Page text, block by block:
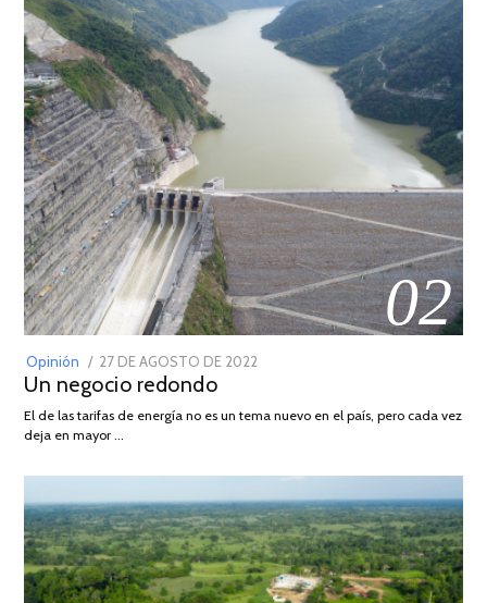
02
Opinión
POSTED
ON
27 DE AGOSTO DE 2022
DE
Un negocio redondo
El de las tarifas de energía no es un tema nuevo en el país, pero cada vez
deja en mayor …